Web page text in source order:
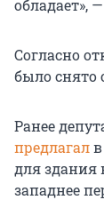
обладает»,
Согласно
было снято
Ранее
предлагал
для здания
западнее